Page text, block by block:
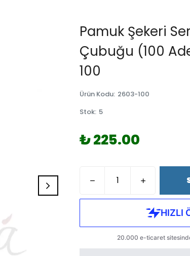
Pamuk Şekeri
Çubuğu (100
100
Ürün Kodu: 2603-100
Stok: 5
₺ 225.00